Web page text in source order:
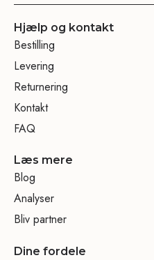
Hjælp og kontakt
Bestilling
Levering
Returnering
Kontakt
FAQ
Læs mere
Blog
Analyser
Bliv partner
Dine fordele